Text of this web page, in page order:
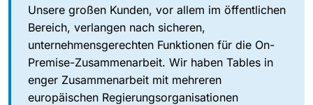
Unsere großen Kunden, vor allem im öffentlichen
Bereich, verlangen nach sicheren,
unternehmensgerechten Funktionen für die On-
Premise-Zusammenarbeit. Wir haben Tables in
enger Zusammenarbeit mit mehreren
europäischen Regierungsorganisationen